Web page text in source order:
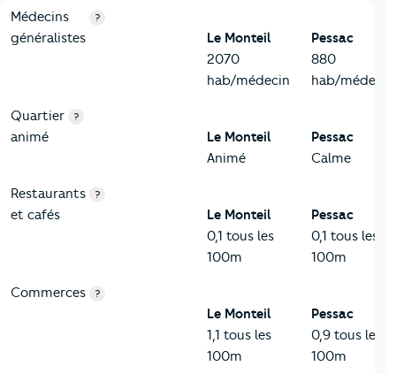
5-Commerces
Critères Le Monteil
Médecins
généralistes
?
Le Monteil
2070
hab/médecin
Pessac
880
hab/médecin
Quartier
animé
?
Le Monteil
Animé
Pessac
Calme
Restaurants
et cafés
?
Le Monteil
0,1 tous les
100m
Pessac
0,1 tous les
100m
Commerces ?
Le Monteil
1,1 tous les
100m
Pessac
0,9 tous les
100m